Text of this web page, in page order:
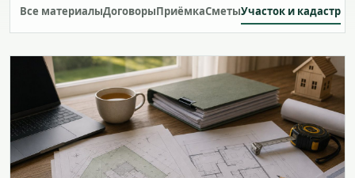
Все материалыДоговорыПриёмкаСметыУчасток и кадастр